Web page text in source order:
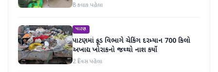
8 કલાક પહેલા
પાટણ
પાટણમાં ફૂડ વિભાગે ચેકિંગ દરમ્યાન 700 કિલો
અખાદ્ય ખોરાકનો જથ્થો નાશ કર્યો
2 દિવસ પહેલા